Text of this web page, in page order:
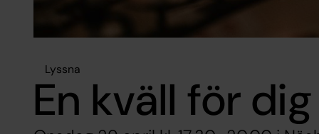
Lyssna
En kväll för dig